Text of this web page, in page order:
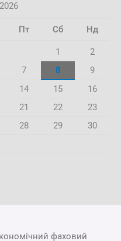
Пт Сб Нд
1
2
7 8
9
14 15
16
21 22
23
28 29
30
фаховий